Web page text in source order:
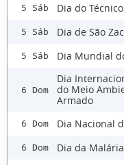
5 Sáb Dia do
5 Sáb Dia de São
5 Sáb Dia Mundial
6 Dom
Dia
do Meio
Armado
6 Dom Dia Nacional
6 Dom Dia da